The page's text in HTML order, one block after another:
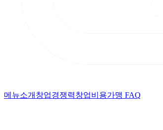
메뉴소개 창업경쟁력창업비용가맹 FAQ